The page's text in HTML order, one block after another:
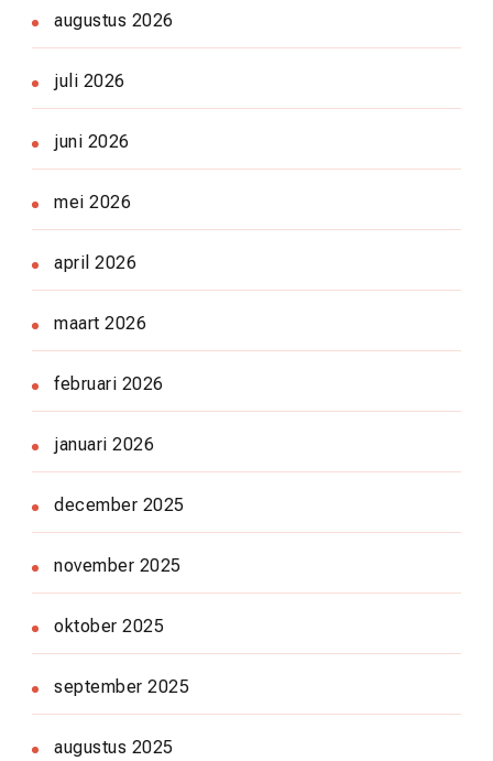
augustus 2026
juli 2026
juni 2026
mei 2026
april 2026
maart 2026
februari 2026
januari 2026
december 2025
november 2025
oktober 2025
september 2025
augustus 2025